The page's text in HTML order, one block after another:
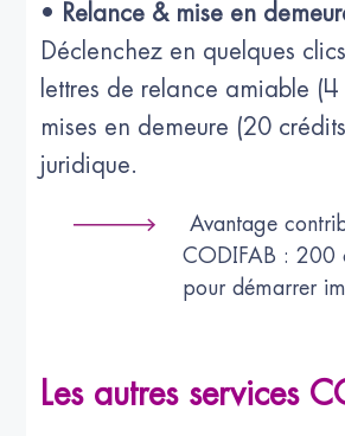
• Relance & mise en
Déclenchez en quelques
lettres de relance amiable
mises en demeure (20
juridique.
Avantage
CODIFAB : 200
pour démarrer
Les autres services